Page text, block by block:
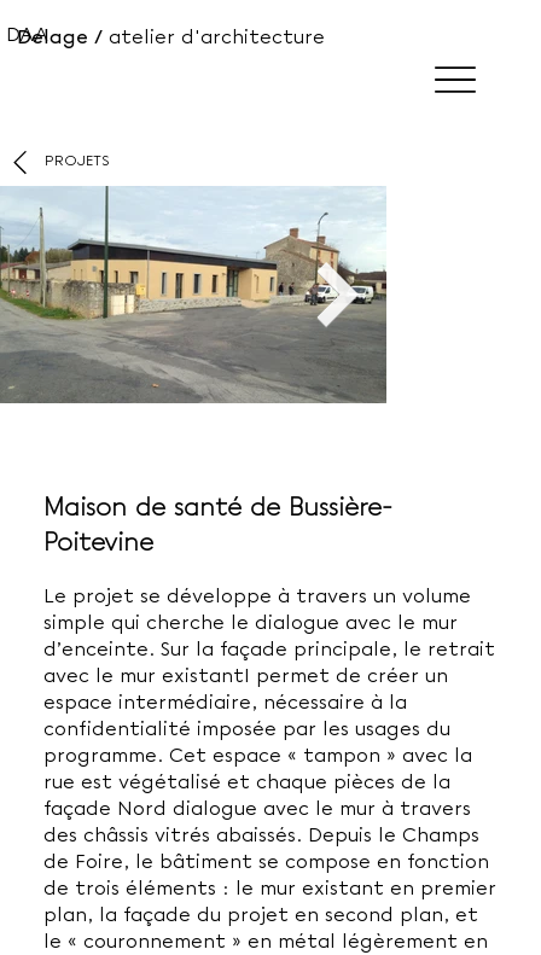
DAA
Delage / atelier d'architecture
PROJETS
Maison de santé de Bussière-
Poitevine
Le projet se développe à travers un volume
simple qui cherche le dialogue avec le mur
d’enceinte. Sur la façade principale, le retrait
avec le mur existantI permet de créer un
espace intermédiaire, nécessaire à la
confidentialité imposée par les usages du
programme. Cet espace « tampon » avec la
rue est végétalisé et chaque pièces de la
façade Nord dialogue avec le mur à travers
des châssis vitrés abaissés. Depuis le Champs
de Foire, le bâtiment se compose en fonction
de trois éléments : le mur existant en premier
plan, la façade du projet en second plan, et
le « couronnement » en métal légèrement en